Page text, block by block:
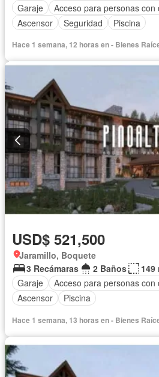
Garaje
Acceso para personas con
Ascensor
Seguridad Piscina
Hace 1 semana, 12 horas en - Bienes
USD$ 521,500
Jaramillo, Boquete
3 Recámaras
2 Baños
149
Garaje
Acceso para personas con
Ascensor
Piscina
Hace 1 semana, 13 horas en - Bienes